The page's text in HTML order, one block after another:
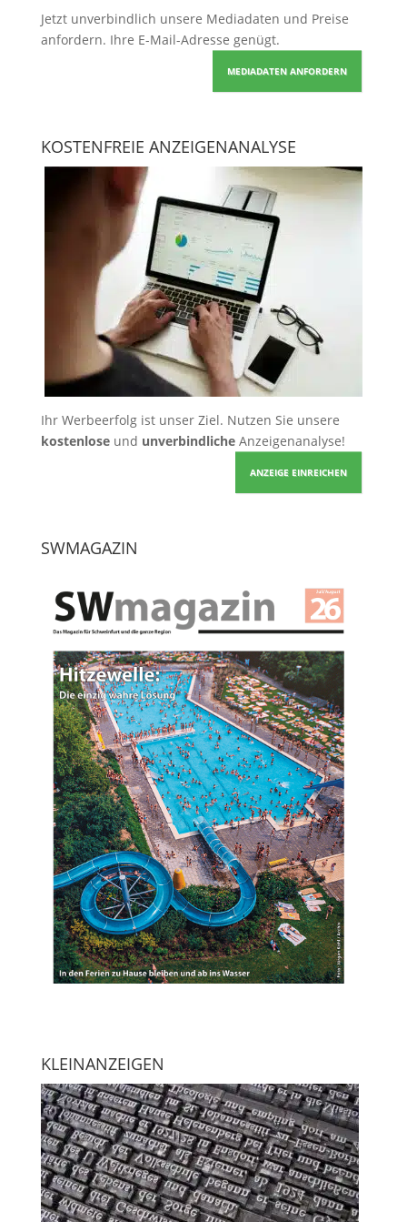
Jetzt unverbindlich unsere Mediadaten und Preise
anfordern. Ihre E-Mail-Adresse genügt.
MEDIADATEN ANFORDERN
KOSTENFREIE ANZEIGENANALYSE
Ihr Werbeerfolg ist unser Ziel. Nutzen Sie unsere
kostenloseund unverbindlicheAnzeigenanalyse!
ANZEIGE EINREICHEN
SWMAGAZIN
KLEINANZEIGEN